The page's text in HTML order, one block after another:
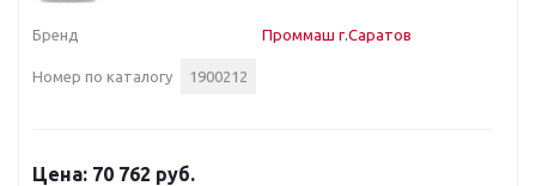
Бренд Проммаш г.Саратов
Номер по каталогу 1900212
70 762 руб.